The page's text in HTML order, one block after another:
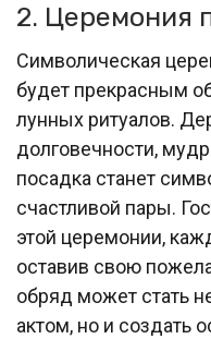
2. Церемония
Символическая
будет прекрасным
лунных ритуалов.
долговечности,
посадка станет
счастливой пары.
этой церемонии,
оставив свою
обряд может стать
актом, но и создать